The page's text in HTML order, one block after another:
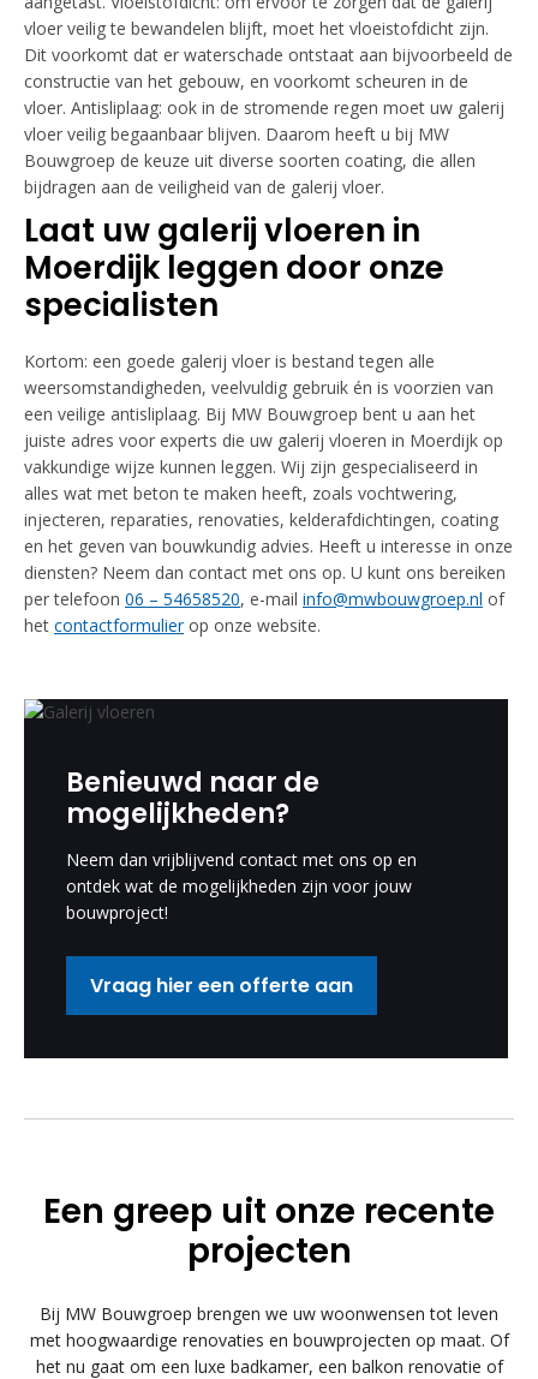
vloer veilig te bewandelen blijft, moet het vloeistofdicht zijn.
Dit voorkomt dat er waterschade ontstaat aan bijvoorbeeld de
constructie van het gebouw, en voorkomt scheuren in de
vloer. Antisliplaag: ook in de stromende regen moet uw galerij
vloer veilig begaanbaar blijven. Daarom heeft u bij MW
Bouwgroep de keuze uit diverse soorten coating, die allen
bijdragen aan de veiligheid van de galerij vloer.
Laat uw galerij vloeren in
Moerdijk leggen door onze
specialisten
Kortom: een goede galerij vloer is bestand tegen alle
weersomstandigheden, veelvuldig gebruik én is voorzien van
een veilige antisliplaag. Bij MW Bouwgroep bent u aan het
juiste adres voor experts die uw galerij vloeren in Moerdijk op
vakkundige wijze kunnen leggen. Wij zijn gespecialiseerd in
alles wat met beton te maken heeft, zoals vochtwering,
injecteren, reparaties, renovaties, kelderafdichtingen, coating
en het geven van bouwkundig advies. Heeft u interesse in onze
diensten? Neem dan contact met ons op. U kunt ons bereiken
per telefoon 06 – 54658520, e-mail info@mwbouwgroep.nl of
het contactformulierop onze website.
Benieuwd naar de
mogelijkheden?
Neem dan vrijblijvend contact met ons op en
ontdek wat de mogelijkheden zijn voor jouw
bouwproject!
Vraag hier een offerte aan
Een greep uit onze recente
projecten
Bij MW Bouwgroep brengen we uw woonwensen tot leven
met hoogwaardige renovaties en bouwprojecten op maat. Of
het nu gaat om een luxe badkamer, een balkon renovatie of